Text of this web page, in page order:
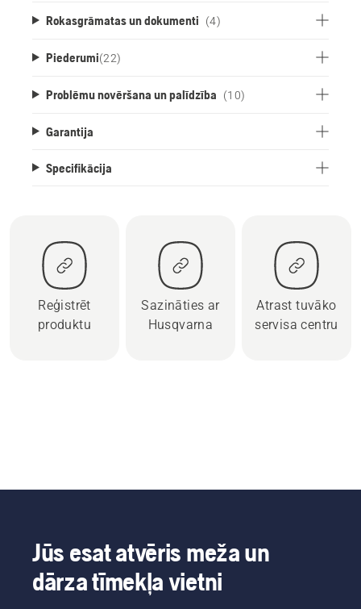
Rokasgrāmatas un dokumenti (4)
Piederumi(22)
Problēmu novēršana un palīdzība (10)
Garantija
Specifikācija
Reģistrēt
produktu
Sazināties ar
Husqvarna
Atrast tuvāko
servisa centru
Jūs esat atvēris meža un
dārza tīmekļa vietni